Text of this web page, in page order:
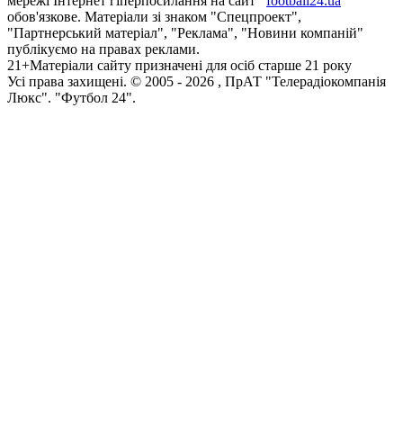
обов'язкове. Матеріали зі знаком "Спецпроект",
"Партнерський матеріал", "Реклама", "Новини компаній"
публікуємо на правах реклами.
21+Матеріали сайту призначені для осіб старше 21 року
Усi права захищенi. © 2005 - 2026 , ПрАТ "Телерадіокомпанія
Люкс". "Футбол 24".